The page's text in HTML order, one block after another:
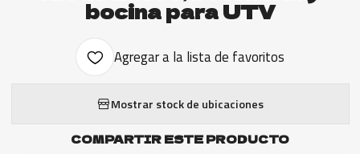
bocina para UTV
Agregar a la lista de favoritos
Mostrar stock de ubicaciones
COMPARTIR ESTE PRODUCTO